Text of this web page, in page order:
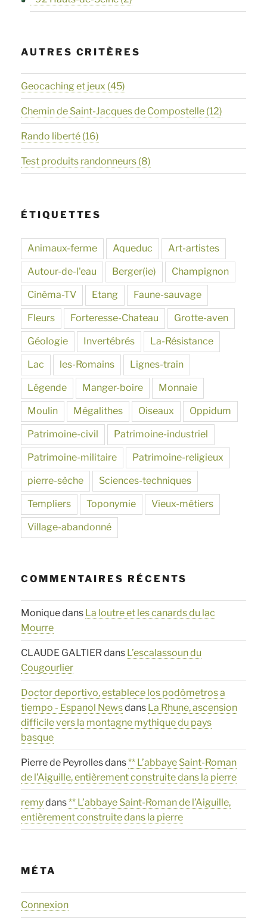
AUTRES CRITÈRES
Geocaching et jeux (45)
Chemin de Saint-Jacques de Compostelle (12)
Rando liberté (16)
Test produits randonneurs (8)
ÉTIQUETTES
Animaux-ferme Aqueduc Art-artistes
Autour-de-l'eau Berger(ie) Champignon
Cinéma-TV Etang Faune-sauvage
Fleurs Forteresse-Chateau Grotte-aven
Géologie Invertébrés La-Résistance
Lac les-Romains Lignes-train
Légende Manger-boire Monnaie
Moulin Mégalithes Oiseaux Oppidum
Patrimoine-civil Patrimoine-industriel
Patrimoine-militaire Patrimoine-religieux
pierre-sèche Sciences-techniques
Templiers Toponymie Vieux-métiers
Village-abandonné
COMMENTAIRES RÉCENTS
Moniquedans La loutre et les canards du lac
Mourre
CLAUDE GALTIERdans L’escalassoun du
Cougourlier
Doctor deportivo, establece los podómetros a
tiempo - Espanol Newsdans La Rhune, ascension
difficile vers la montagne mythique du pays
basque
Pierre de Peyrollesdans** L’abbaye Saint-Roman
de l’Aiguille, entièrement construite dans la pierre
remydans** L’abbaye Saint-Roman de l’Aiguille,
entièrement construite dans la pierre
MÉTA
Connexion